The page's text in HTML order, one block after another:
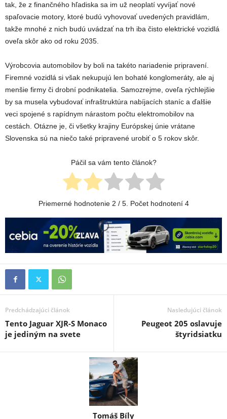
tak, že z finančného hľadiska sa im už neoplatí vyvíjať nové
spaľovacie motory, ktoré budú vyhovovať uvedených pravidlám,
takže mnohé z nich budú uvádzať na trh iba čisto elektrické vozidlá
oveľa skôr ako od roku 2035.
Výrobcovia automobilov by boli na takéto nariadenie pripravení.
Firemné vozidlá si však nekupujú len bohaté konglomeráty, ale aj
menšie firmy či drobní podnikatelia. Samozrejme, oveľa rýchlejšie
by sa musela vybudovať infraštruktúra nabíjacích staníc a ďalšie
veci spojené s rapídnym nárastom počtu elektromobilov na
cestách. Otázne je, či všetky krajiny Európskej únie vrátane
Slovenska sú na niečo také pripravené urobiť o 5 rokov skôr.
Páčil sa vám tento článok?
Priemerné hodnotenie 2 / 5. Počet hodnotení 4
Predchádzajúci článok
Tento Jaguar XJR-S Monaco
je jediným na svete
Nasledujúci článok
Peugeot 205 oslavuje
štyridsiatku
Tomáš Bíly